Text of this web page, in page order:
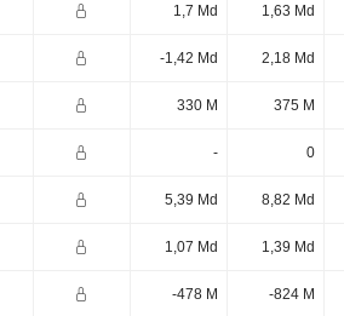
1,7 Md 1,63 Md
-1,42 Md 2,18 Md
330 M 375 M
- 0
5,39 Md 8,82 Md
1,07 Md 1,39 Md
-478 M -824 M